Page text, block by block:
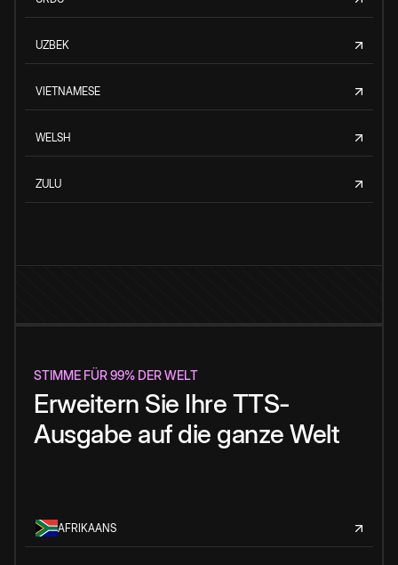
UZBEK
VIETNAMESE
WELSH
ZULU
STIMME FÜR 99% DER WELT
Erweitern Sie Ihre TTS-
Ausgabe auf die ganze Welt
AFRIKAANS